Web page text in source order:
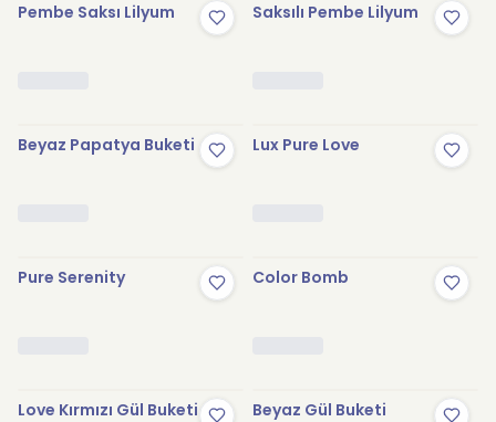
Pembe Saksı Lilyum Saksılı Pembe Lilyum
Beyaz Papatya Buketi Lux Pure Love
Pure Serenity Color Bomb
Love Kırmızı Gül Buketi Beyaz Gül Buketi